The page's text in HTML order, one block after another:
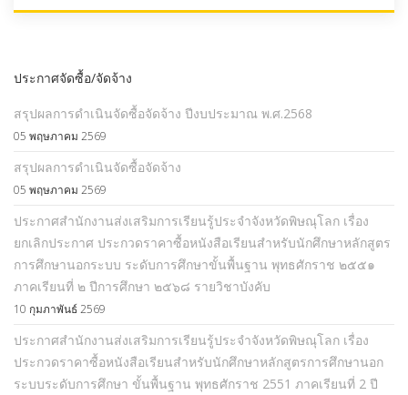
ประกาศจัดซื้อ/จัดจ้าง
สรุปผลการดำเนินจัดซื้อจัดจ้าง ปีงบประมาณ พ.ศ.2568
05 พฤษภาคม 2569
สรุปผลการดำเนินจัดซื้อจัดจ้าง
05 พฤษภาคม 2569
ประกาศสำนักงานส่งเสริมการเรียนรู้ประจำจังหวัดพิษณุโลก เรื่อง
ยกเลิกประกาศ ประกวดราคาซื้อหนังสือเรียนสำหรับนักศึกษาหลักสูตร
การศึกษานอกระบบ ระดับการศึกษาขั้นพื้นฐาน พุทธศักราช ๒๕๕๑
ภาคเรียนที่ ๒ ปีการศึกษา ๒๕๖๘ รายวิชาบังคับ
10 กุมภาพันธ์ 2569
ประกาศสำนักงานส่งเสริมการเรียนรู้ประจำจังหวัดพิษณุโลก เรื่อง
ประกวดราคาซื้อหนังสือเรียนสำหรับนักศึกษาหลักสูตรการศึกษานอก
ระบบระดับการศึกษา ขั้นพื้นฐาน พุทธศักราช 2551 ภาคเรียนที่ 2 ปี